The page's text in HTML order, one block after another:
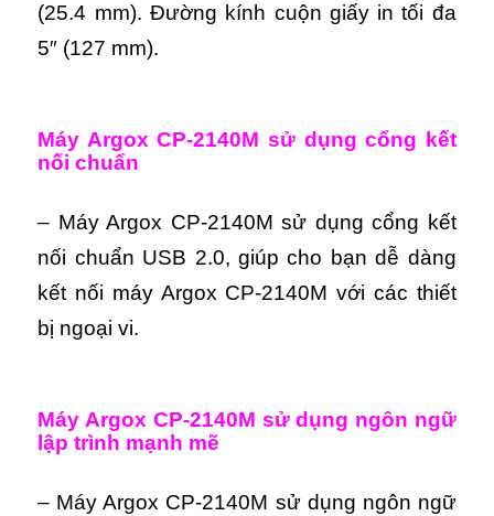
(25.4 mm). Đường kính cuộn giấy in tối đa
5″ (127 mm).
Máy Argox CP-2140M sử dụng cổng kết
nối chuẩn
– Máy Argox CP-2140M sử dụng cổng kết
nối chuẩn USB 2.0, giúp cho bạn dễ dàng
kết nối máy Argox CP-2140M với các thiết
bị ngoại vi.
Máy Argox CP-2140M sử dụng ngôn ngữ
lập trình mạnh mẽ
– Máy Argox CP-2140M sử dụng ngôn ngữ